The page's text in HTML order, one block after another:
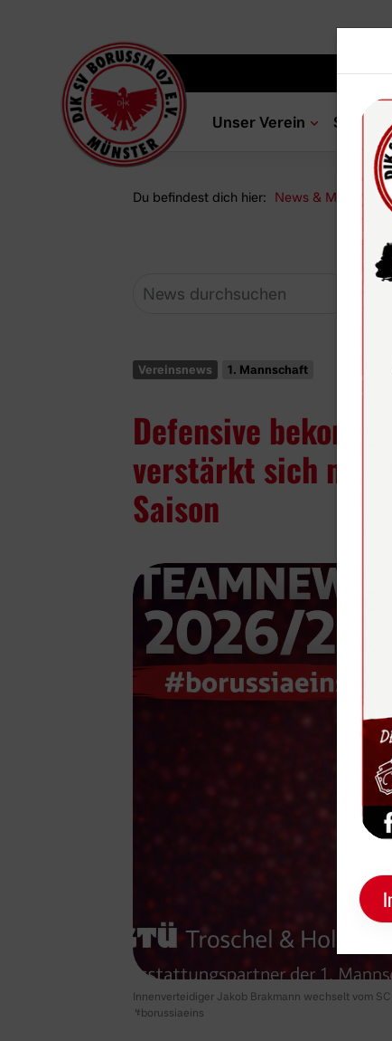
Unser Verein
Du befindest dich hier: News & Media
Vereinsnews 1. Mannschaft
Defensive
verstärkt sich mit
Saison
Innenverteidiger Jakob Brakmann wechselt vom
#borussiaeins